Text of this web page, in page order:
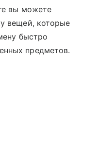
вы можете
вещей, которые
быстро
предметов.